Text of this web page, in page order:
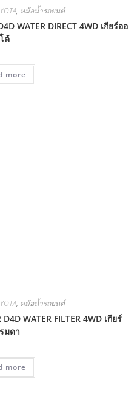
, หม้อน้ำรถยนต์
WATER DIRECT 4WD เกียร์ออ
โต้
more
, หม้อน้ำรถยนต์
WATER FILTER 4WD เกียร์
มดา
more